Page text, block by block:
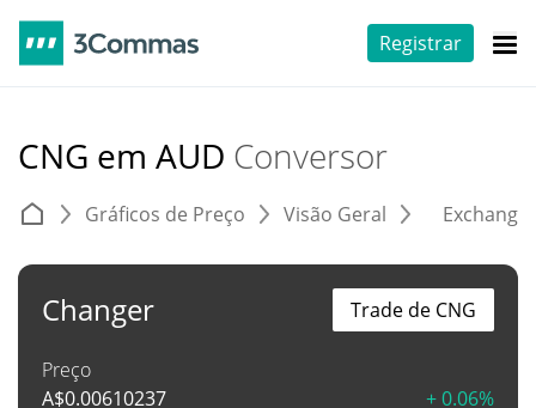
Registrar
CNG em AUD Conversor
Gráficos de Preço Visão Geral
Changer
Preço
A$0.00610237 + 0.06%
Trade de CNG